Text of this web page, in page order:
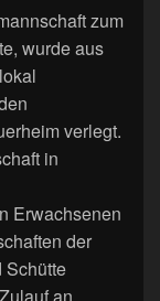
zum
wurde aus
verlegt.
in
Erwachsenen
der
Schütte